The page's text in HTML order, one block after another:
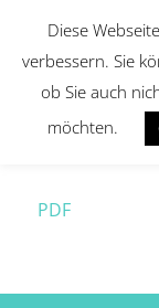
PDF
Diese
verbessern. Sie
ob Sie auch
möchten.